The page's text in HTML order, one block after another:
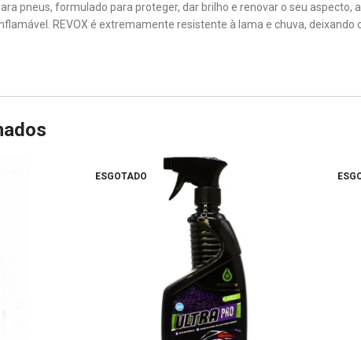
pneus, formulado para proteger, dar brilho e renovar o seu
REVOX é extremamente resistente à lama e chuva, deixando
ESGOTADO